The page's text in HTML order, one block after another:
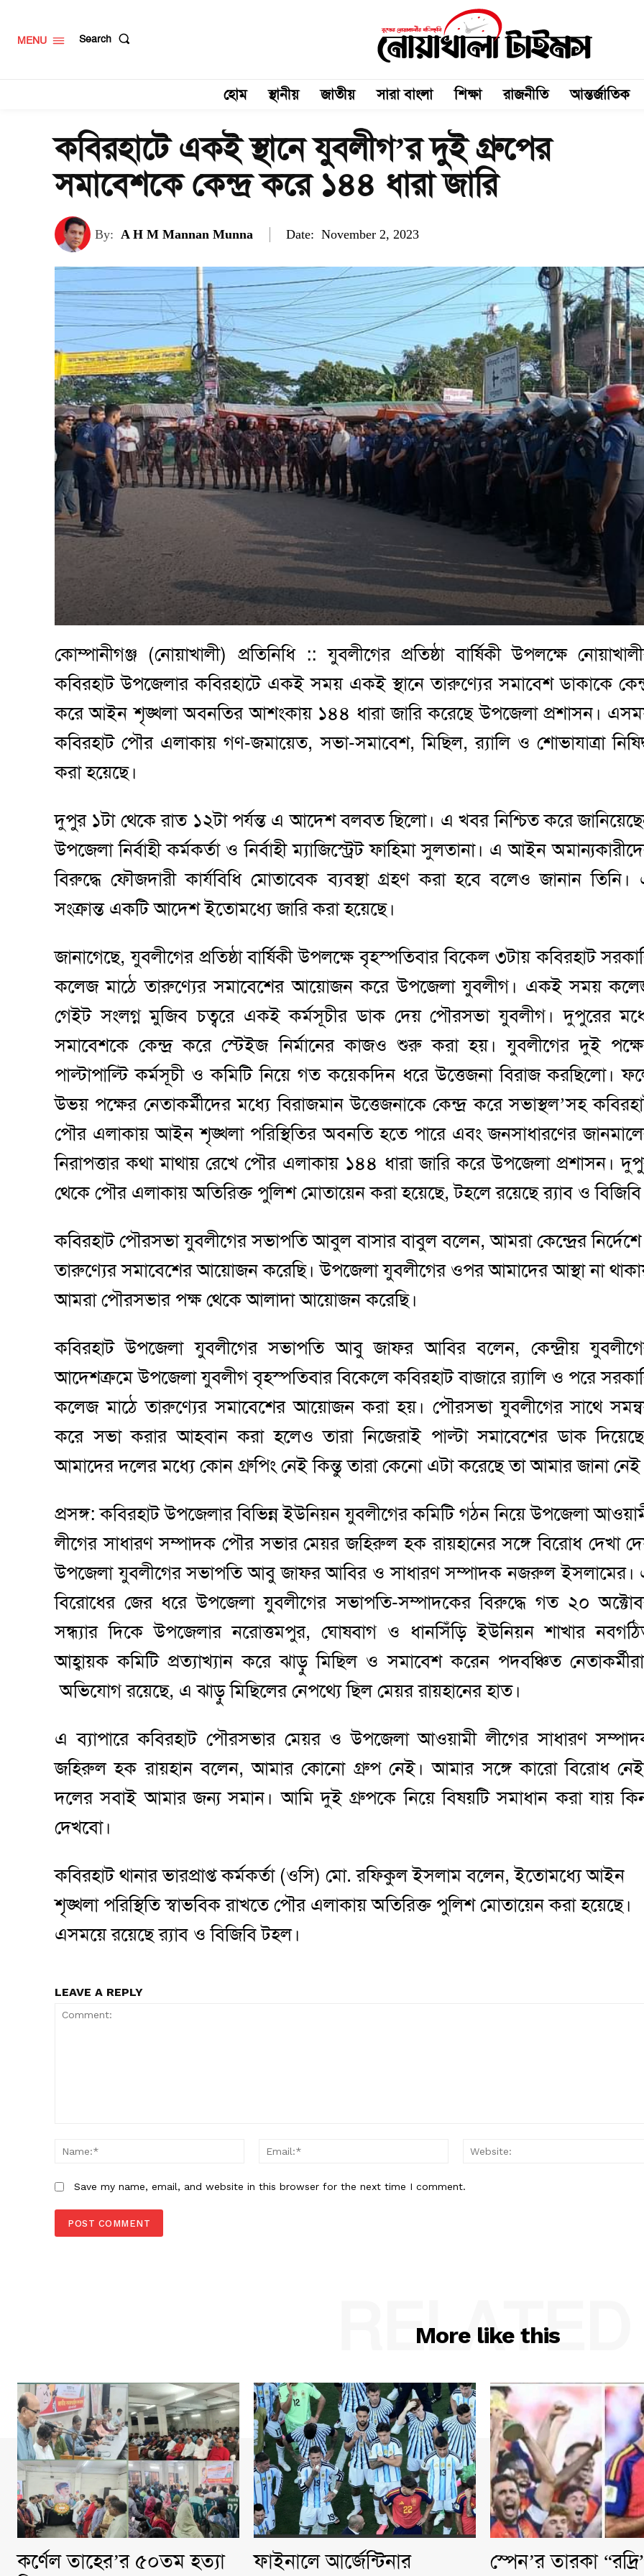
MENU Search
হোম স্থানীয় জাতীয় সারা বাংলা শিক্ষা রাজনীতি আন্তর্জাতিক
কবিরহাটে একই স্থানে যুবলীগ’র দুই গ্রুপের
সমাবেশকে কেন্দ্র করে ১৪৪ ধারা জারি
By: A H M Mannan Munna Date: November 2, 2023
কোম্পানীগঞ্জ (নোয়াখালী) প্রতিনিধি :: যুবলীগের প্রতিষ্ঠা বার্ষিকী উপলক্ষে
কবিরহাট উপজেলার কবিরহাটে একই সময় একই স্থানে তারুণ্যের সমাবেশ ডাকাকে
করে আইন শৃঙ্খলা অবনতির আশংকায় ১৪৪ ধারা জারি করেছে উপজেলা প্রশাসন।
কবিরহাট পৌর এলাকায় গণ-জমায়েত, সভা-সমাবেশ, মিছিল, র‌্যালি ও শোভাযাত্রা
করা হয়েছে।
দুপুর ১টা থেকে রাত ১২টা পর্যন্ত এ আদেশ বলবত ছিলো। এ খবর নিশ্চিত করে
উপজেলা নির্বাহী কর্মকর্তা ও নির্বাহী ম্যাজিস্ট্রেট ফাহিমা সুলতানা। এ আইন
বিরুদ্ধে ফৌজদারী কার্যবিধি মোতাবেক ব্যবস্থা গ্রহণ করা হবে বলেও জানান তিনি।
সংক্রান্ত একটি আদেশ ইতোমধ্যে জারি করা হয়েছে।
জানাগেছে, যুবলীগের প্রতিষ্ঠা বার্ষিকী উপলক্ষে বৃহস্পতিবার বিকেল ৩টায় কবিরহাট
কলেজ মাঠে তারুণ্যের সমাবেশের আয়োজন করে উপজেলা যুবলীগ। একই সময়
গেইট সংলগ্ন মুজিব চত্বরে একই কর্মসূচীর ডাক দেয় পৌরসভা যুবলীগ। দুপুরের
সমাবেশকে কেন্দ্র করে স্টেইজ নির্মানের কাজও শুরু করা হয়। যুবলীগের দুই
পাল্টাপাল্টি কর্মসূচী ও কমিটি নিয়ে গত কয়েকদিন ধরে উত্তেজনা বিরাজ করছিলো।
উভয় পক্ষের নেতাকর্মীদের মধ্যে বিরাজমান উত্তেজনাকে কেন্দ্র করে সভাস্থল’সহ
পৌর এলাকায় আইন শৃঙ্খলা পরিস্থিতির অবনতি হতে পারে এবং জনসাধারণের
নিরাপত্তার কথা মাথায় রেখে পৌর এলাকায় ১৪৪ ধারা জারি করে উপজেলা প্রশাসন।
থেকে পৌর এলাকায় অতিরিক্ত পুলিশ মোতায়েন করা হয়েছে, টহলে রয়েছে র‌্যাব ও
কবিরহাট পৌরসভা যুবলীগের সভাপতি আবুল বাসার বাবুল বলেন, আমরা কেন্দ্রের নির্দেশে
তারুণ্যের সমাবেশের আয়োজন করেছি। উপজেলা যুবলীগের ওপর আমাদের আস্থা না
আমরা পৌরসভার পক্ষ থেকে আলাদা আয়োজন করেছি।
কবিরহাট উপজেলা যুবলীগের সভাপতি আবু জাফর আবির বলেন, কেন্দ্রীয়
আদেশক্রমে উপজেলা যুবলীগ বৃহস্পতিবার বিকেলে কবিরহাট বাজারে র‌্যালি ও পরে
কলেজ মাঠে তারুণ্যের সমাবেশের আয়োজন করা হয়। পৌরসভা যুবলীগের সাথে
করে সভা করার আহবান করা হলেও তারা নিজেরাই পাল্টা সমাবেশের ডাক
আমাদের দলের মধ্যে কোন গ্রুপিং নেই কিন্তু তারা কেনো এটা করেছে তা আমার জানা
প্রসঙ্গ: কবিরহাট উপজেলার বিভিন্ন ইউনিয়ন যুবলীগের কমিটি গঠন নিয়ে উপজেলা
লীগের সাধারণ সম্পাদক পৌর সভার মেয়র জহিরুল হক রায়হানের সঙ্গে বিরোধ দেখা
উপজেলা যুবলীগের সভাপতি আবু জাফর আবির ও সাধারণ সম্পাদক নজরুল ইসলামের।
বিরোধের জের ধরে উপজেলা যুবলীগের সভাপতি-সম্পাদকের বিরুদ্ধে গত ২০
সন্ধ্যার দিকে উপজেলার নরোত্তমপুর, ঘোষবাগ ও ধানসিঁড়ি ইউনিয়ন শাখার
আহ্বায়ক কমিটি প্রত্যাখ্যান করে ঝাড়ু মিছিল ও সমাবেশ করেন পদবঞ্চিত
অভিযোগ রয়েছে, এ ঝাড়ু মিছিলের নেপথ্যে ছিল মেয়র রায়হানের হাত।
এ ব্যাপারে কবিরহাট পৌরসভার মেয়র ও উপজেলা আওয়ামী লীগের সাধারণ
জহিরুল হক রায়হান বলেন, আমার কোনো গ্রুপ নেই। আমার সঙ্গে কারো বিরোধ
দলের সবাই আমার জন্য সমান। আমি দুই গ্রুপকে নিয়ে বিষয়টি সমাধান করা যায়
দেখবো।
কবিরহাট থানার ভারপ্রাপ্ত কর্মকর্তা (ওসি) মো. রফিকুল ইসলাম বলেন, ইতোমধ্যে আইন
শৃঙ্খলা পরিস্থিতি স্বাভবিক রাখতে পৌর এলাকায় অতিরিক্ত পুলিশ মোতায়েন করা হয়েছে।
এসময়ে রয়েছে র‌্যাব ও বিজিবি টহল।
LEAVE A REPLY
Name:* Email:*
Save my name, email, and website in this browser for the next time I comment.
More like this
RELATED
কর্ণেল তাহের’র ৫০তম হত্যা
ফাইনালে আর্জেন্টিনার
স্পেন’র তারকা